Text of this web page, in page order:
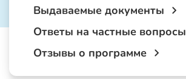
Выдаваемые документы
Ответы на частные вопросы
Отзывы о программе